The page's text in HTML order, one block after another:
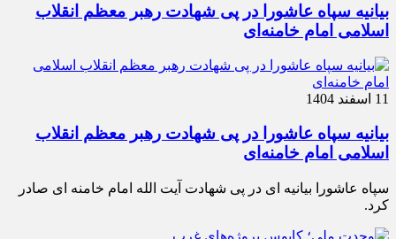
بیانیه سپاه عاشورا در پی شهادت رهبر معظم انقلاب
اسلامی امام خامنه‌ای
11 اسفند 1404
بیانیه سپاه عاشورا در پی شهادت رهبر معظم انقلاب
اسلامی امام خامنه‌ای
سپاه عاشورا بیانیه ای در پی شهادت آیت الله امام خامنه ای صادر
کرد.